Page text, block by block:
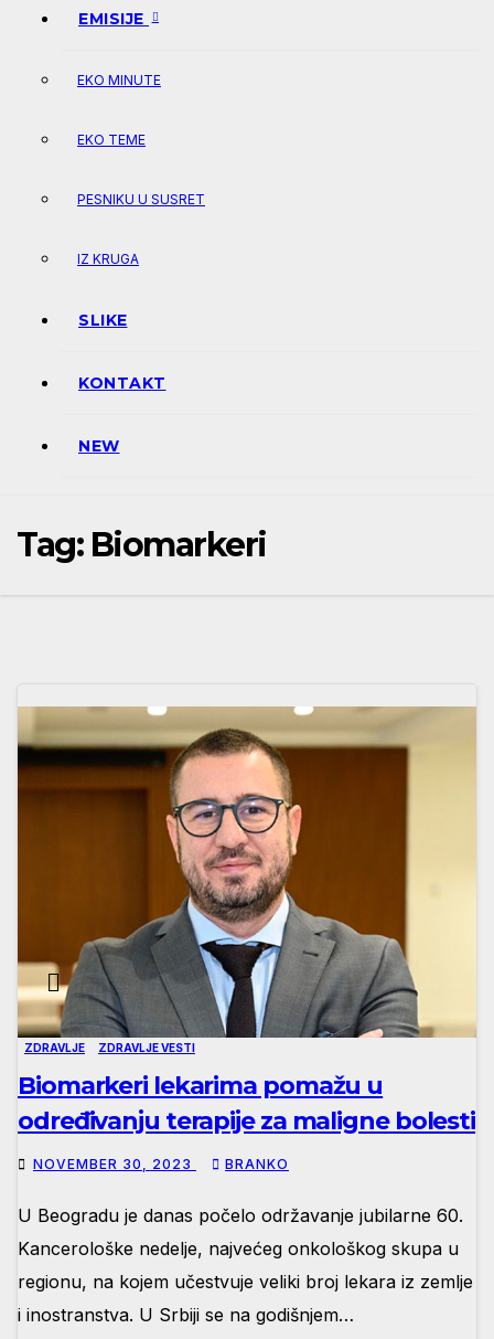
EMISIJE
EKO MINUTE
EKO TEME
PESNIKU U SUSRET
IZ KRUGA
SLIKE
KONTAKT
NEW
Tag: Biomarkeri
ZDRAVLJE ZDRAVLJE VESTI
Biomarkeri lekarima pomažu u
određivanju terapije za maligne bolesti
NOVEMBER 30, 2023 BRANKO
U Beogradu je danas počelo održavanje jubilarne 60.
Kancerološke nedelje, najvećeg onkološkog skupa u
regionu, na kojem učestvuje veliki broj lekara iz zemlje
i inostranstva. U Srbiji se na godišnjem…